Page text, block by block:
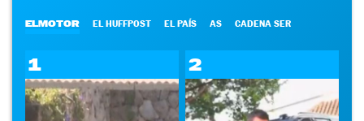
ELMOTOR EL HUFFPOST EL PAÍS AS CADENA SER
1 2